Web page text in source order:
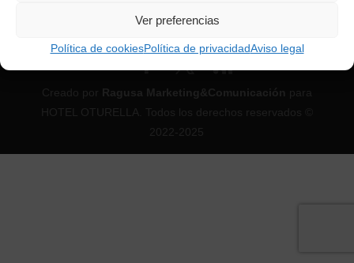
Ver preferencias
Política de cookiesPolítica de privacidadAviso legal
Política de cookies
Creado por Ragusa Marketing&Comunicación para